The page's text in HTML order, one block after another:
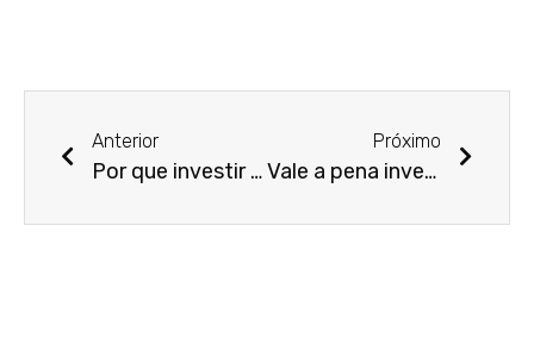
Anterior
Por que investir em equipamentos seminovos Bobcat?
Próximo
Vale a pena investir em máquinas agrícolas seminovas?